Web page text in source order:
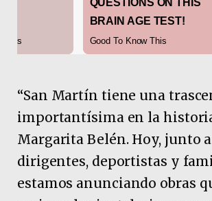
“San Martín tiene una
importantísima en la
Margarita Belén. Hoy, junto
dirigentes, deportistas y
estamos anunciando obras